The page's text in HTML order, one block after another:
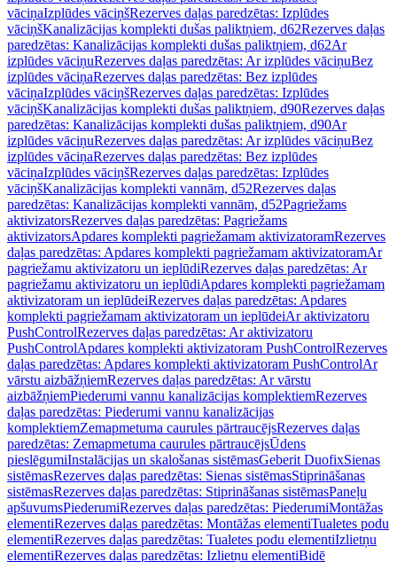
vāciņaIzplūdes vāciņšRezerves daļas paredzētas: Izplūdes
vāciņšKanalizācijas komplekti dušas paliktņiem, d62Rezerves daļas
paredzētas: Kanalizācijas komplekti dušas paliktņiem, d62Ar
izplūdes vāciņuRezerves daļas paredzētas: Ar izplūdes vāciņuBez
izplūdes vāciņaRezerves daļas paredzētas: Bez izplūdes
vāciņaIzplūdes vāciņšRezerves daļas paredzētas: Izplūdes
vāciņšKanalizācijas komplekti dušas paliktņiem, d90Rezerves daļas
paredzētas: Kanalizācijas komplekti dušas paliktņiem, d90Ar
izplūdes vāciņuRezerves daļas paredzētas: Ar izplūdes vāciņuBez
izplūdes vāciņaRezerves daļas paredzētas: Bez izplūdes
vāciņaIzplūdes vāciņšRezerves daļas paredzētas: Izplūdes
vāciņšKanalizācijas komplekti vannām, d52Rezerves daļas
paredzētas: Kanalizācijas komplekti vannām, d52Pagriežams
aktivizatorsRezerves daļas paredzētas: Pagriežams
aktivizatorsApdares komplekti pagriežamam aktivizatoramRezerves
daļas paredzētas: Apdares komplekti pagriežamam aktivizatoramAr
pagriežamu aktivizatoru un ieplūdiRezerves daļas paredzētas: Ar
pagriežamu aktivizatoru un ieplūdiApdares komplekti pagriežamam
aktivizatoram un ieplūdeiRezerves daļas paredzētas: Apdares
komplekti pagriežamam aktivizatoram un ieplūdeiAr aktivizatoru
PushControlRezerves daļas paredzētas: Ar aktivizatoru
PushControlApdares komplekti aktivizatoram PushControlRezerves
daļas paredzētas: Apdares komplekti aktivizatoram PushControlAr
vārstu aizbāžņiemRezerves daļas paredzētas: Ar vārstu
aizbāžņiemPiederumi vannu kanalizācijas komplektiemRezerves
daļas paredzētas: Piederumi vannu kanalizācijas
komplektiemZemapmetuma caurules pārtraucējsRezerves daļas
paredzētas: Zemapmetuma caurules pārtraucējsŪdens
pieslēgumiInstalācijas un skalošanas sistēmasGeberit DuofixSienas
sistēmasRezerves daļas paredzētas: Sienas sistēmasStiprināšanas
sistēmasRezerves daļas paredzētas: Stiprināšanas sistēmasPaneļu
apšuvumsPiederumiRezerves daļas paredzētas: PiederumiMontāžas
elementiRezerves daļas paredzētas: Montāžas elementiTualetes podu
elementiRezerves daļas paredzētas: Tualetes podu elementiIzlietņu
elementiRezerves daļas paredzētas: Izlietņu elementiBidē